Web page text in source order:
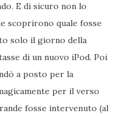
E di sicuro non lo
scoprirono quale fosse
solo il giorno della
di un nuovo iPod. Poi
a posto per la
per il verso
fosse intervenuto (al